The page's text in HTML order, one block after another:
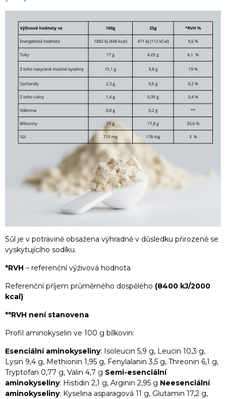
Sůl je v potravině obsažena výhradně v důsledku přirozeně se
vyskytujícího sodíku.
*RVH – referenční výživová hodnota
Referenční příjem průměrného dospělého (8400 kJ/2000
kcal)
**RVH není stanovena
Profil aminokyselin ve 100 g bílkovin:
Esenciální aminokyseliny: Isoleucin 5,9 g, Leucin 10,3 g,
Lysin 9,4 g, Methionin 1,95 g, Fenylalanin 3,5 g, Threonin 6,1 g,
Tryptofan 0,77 g, Valin 4,7 g Semi-esenciální
aminokyseliny: Histidin 2,1 g, Arginin 2,95 g Neesenciální
aminokyseliny: Kyselina asparagová 11 g, Glutamin 17,2 g,